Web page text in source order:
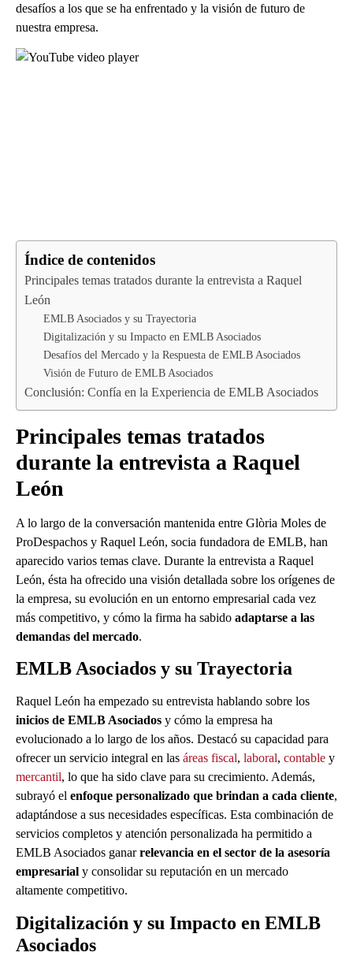
desafíos a los que se ha enfrentado y la visión de futuro de
nuestra empresa.
Índice de contenidos
Principales temas tratados durante la entrevista a Raquel
León
EMLB Asociados y su Trayectoria
Digitalización y su Impacto en EMLB Asociados
Desafíos del Mercado y la Respuesta de EMLB Asociados
Visión de Futuro de EMLB Asociados
Conclusión: Confía en la Experiencia de EMLB Asociados
Principales temas tratados
durante la entrevista a Raquel
León
A lo largo de la conversación mantenida entre Glòria Moles de
ProDespachos y Raquel León, socia fundadora de EMLB, han
aparecido varios temas clave. Durante la entrevista a Raquel
León, ésta ha ofrecido una visión detallada sobre los orígenes de
la empresa, su evolución en un entorno empresarial cada vez
más competitivo, y cómo la firma ha sabido adaptarse a las
demandas del mercado.
EMLB Asociados y su Trayectoria
Raquel León ha empezado su entrevista hablando sobre los
inicios de EMLB Asociados y cómo la empresa ha
evolucionado a lo largo de los años. Destacó su capacidad para
ofrecer un servicio integral en las áreas fiscal, laboral, contable y
mercantil, lo que ha sido clave para su crecimiento. Además,
subrayó el enfoque personalizado que brindan a cada cliente,
adaptándose a sus necesidades específicas. Esta combinación de
servicios completos y atención personalizada ha permitido a
EMLB Asociados ganarrelevancia en el sector de la asesoría
empresarial y consolidar su reputación en un mercado
altamente competitivo.
Digitalización y su Impacto en EMLB
Asociados